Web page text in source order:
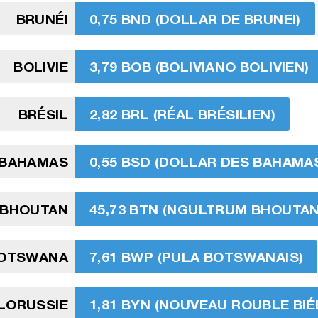
BRUNÉI 0,75 BND (DOLLAR DE BRUNEI)
BOLIVIE 3,79 BOB (BOLIVIANO BOLIVIEN)
BRÉSIL 2,82 BRL (RÉAL BRÉSILIEN)
0,55 BSD (DOLLAR DES
BHOUTAN 45,73 BTN (NGULTRUM
7,61 BWP (PULA BOTSWANAIS)
1,81 BYN (NOUVEAU ROUBLE